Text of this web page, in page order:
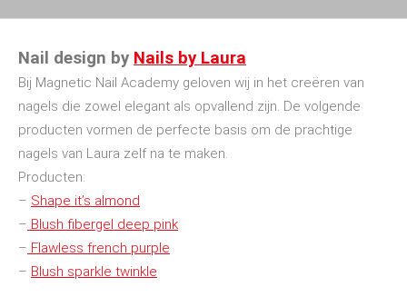
Nail design by Nails by Laura
Bij Magnetic Nail Academy geloven wij in het creëren van
nagels die zowel elegant als opvallend zijn. De volgende
producten vormen de perfecte basis om de prachtige
nagels van Laura zelf na te maken.
Producten:
– Shape it’s almond
– Blush fibergel deep pink
– Flawless french purple
– Blush sparkle twinkle